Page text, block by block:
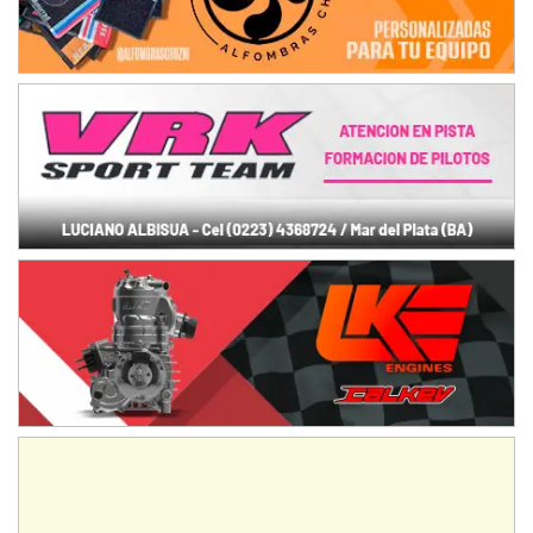
Ramiro Tot (Asfalto)
Baradero (Buenos Aires)
KDO - F6
Trenque Lauquen (Buenos Aires)
ENTRERRIANO - F6 (POSTERGADA)
Villaguay (Entre Ríos)
VICTORIENSE - F7
El Cerro (Tierra)
Victoria (Entre Ríos)
PATAGONICO - F6
Moto Club Reginense (Tierra)
Gral. E. Godoy (Río Negro)
CSK - F7